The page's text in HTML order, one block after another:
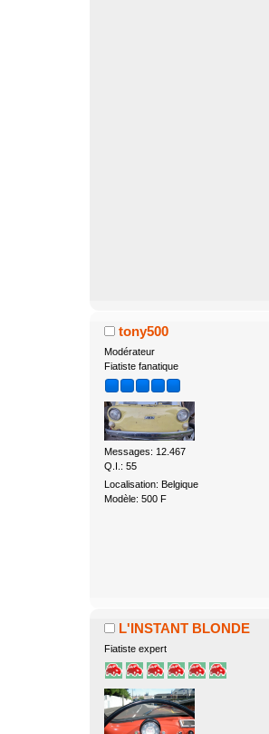
tony500
Modérateur
Fiatiste fanatique
Messages: 12.467
Q.I.: 55
Localisation: Belgique
Modèle: 500 F
L'INSTANT BLONDE
Fiatiste expert